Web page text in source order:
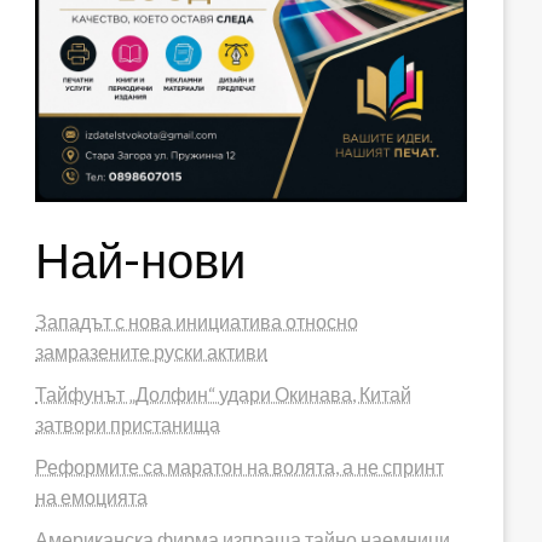
Най-нови
Западът с нова инициатива относно
замразените руски активи
Тайфунът „Долфин“ удари Окинава, Китай
затвори пристанища
Реформите са маратон на волята, а не спринт
на емоцията